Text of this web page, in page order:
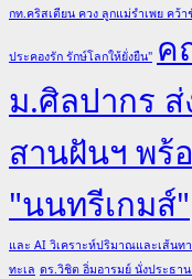
กท.คริสเตียน ควง ลูกแม่รำเพย คว้
ประคองรัก รักษ์โลกให้ยั่งยืน" ค
ม.ศิลปากร
สานฝันฯ พ
"นนทรีเกมส์"
และ AI วิเคราะห์ปริมาณและเส้นท
ทะเล ดร.วิชิต อิ่มอารมย์ นั่งประธา